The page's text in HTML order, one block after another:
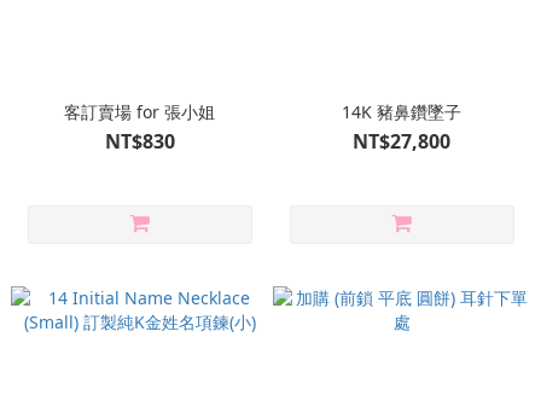
客訂賣場 for 張小姐
NT$830
14K 豬鼻鑽墜子
NT$27,800